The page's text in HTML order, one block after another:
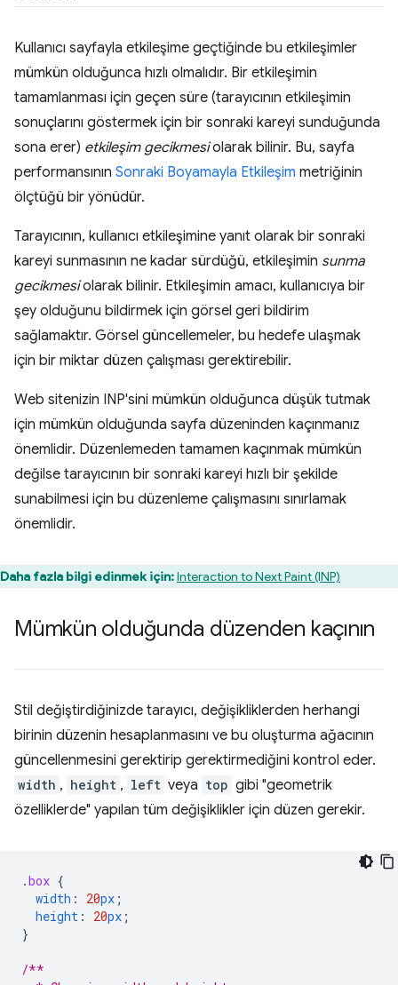
Kullanıcı sayfayla etkileşime geçtiğinde bu etkileşimler
mümkün olduğunca hızlı olmalıdır. Bir etkileşimin
tamamlanması için geçen süre (tarayıcının etkileşimin
sonuçlarını göstermek için bir sonraki kareyi sunduğunda
sona erer) etkileşim gecikmesiolarak bilinir. Bu, sayfa
performansının Sonraki Boyamayla Etkileşim metriğinin
ölçtüğü bir yönüdür.
Tarayıcının, kullanıcı etkileşimine yanıt olarak bir sonraki
kareyi sunmasının ne kadar sürdüğü, etkileşimin sunma
gecikmesiolarak bilinir. Etkileşimin amacı, kullanıcıya bir
şey olduğunu bildirmek için görsel geri bildirim
sağlamaktır. Görsel güncellemeler, bu hedefe ulaşmak
için bir miktar düzen çalışması gerektirebilir.
Web sitenizin INP'sini mümkün olduğunca düşük tutmak
için mümkün olduğunda sayfa düzeninden kaçınmanız
önemlidir. Düzenlemeden tamamen kaçınmak mümkün
değilse tarayıcının bir sonraki kareyi hızlı bir şekilde
sunabilmesi için bu düzenleme çalışmasını sınırlamak
önemlidir.
Daha fazla bilgi edinmek için:Interaction to Next Paint (INP)
Mümkün olduğunda düzenden kaçının
Stil değiştirdiğinizde tarayıcı, değişikliklerden herhangi
birinin düzenin hesaplanmasını ve bu oluşturma ağacının
güncellenmesini gerektirip gerektirmediğini kontrol eder.
width , height , left veya top gibi "geometrik
özelliklerde" yapılan tüm değişiklikler için düzen gerekir.
.box {
width : 20px ;
height : 20px ;
}
/**